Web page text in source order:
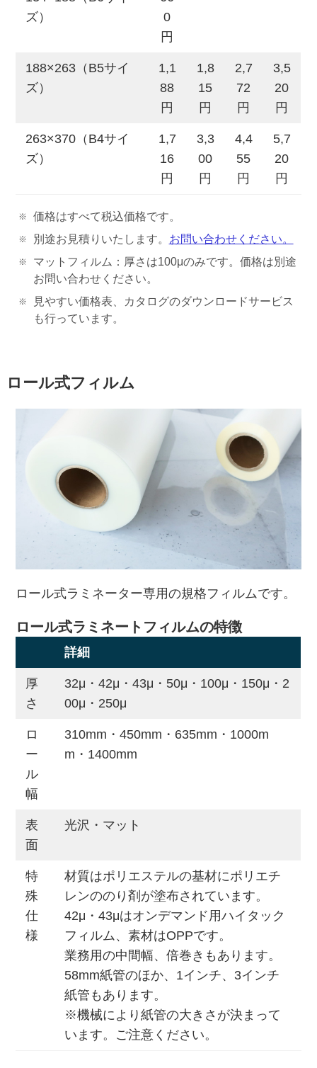
ズ）
0
円
188×263（B5サイ
ズ）
1,1
88
円
1,8
15
円
2,7
72
円
3,5
20
円
263×370（B4サイ
ズ）
1,7
16
円
3,3
00
円
4,4
55
円
5,7
20
円
価格はすべて税込価格です。
別途お見積りいたします。 お問い合わせください。
マットフィルム：厚さは100μのみです。価格は別途
お問い合わせください。
見やすい価格表、カタログのダウンロードサービス
も行っています。
ロール式フィルム
ロール式ラミネーター専用の規格フィルムです。
ロール式ラミネートフィルムの特徴
詳細
厚
さ
32μ・42μ・43μ・50μ・100μ・150μ・2
00μ・250μ
ロ
ー
ル
幅
310mm・450mm・635mm・1000m
m・1400mm
表
面
光沢・マット
特
殊
仕
様
材質はポリエステルの基材にポリエチ
レンののり剤が塗布されています。
42μ・43μはオンデマンド用ハイタック
フィルム、素材はOPPです。
業務用の中間幅、倍巻きもあります。
58mm紙管のほか、1インチ、3インチ
紙管もあります。
※機械により紙管の大きさが決まって
います。ご注意ください。